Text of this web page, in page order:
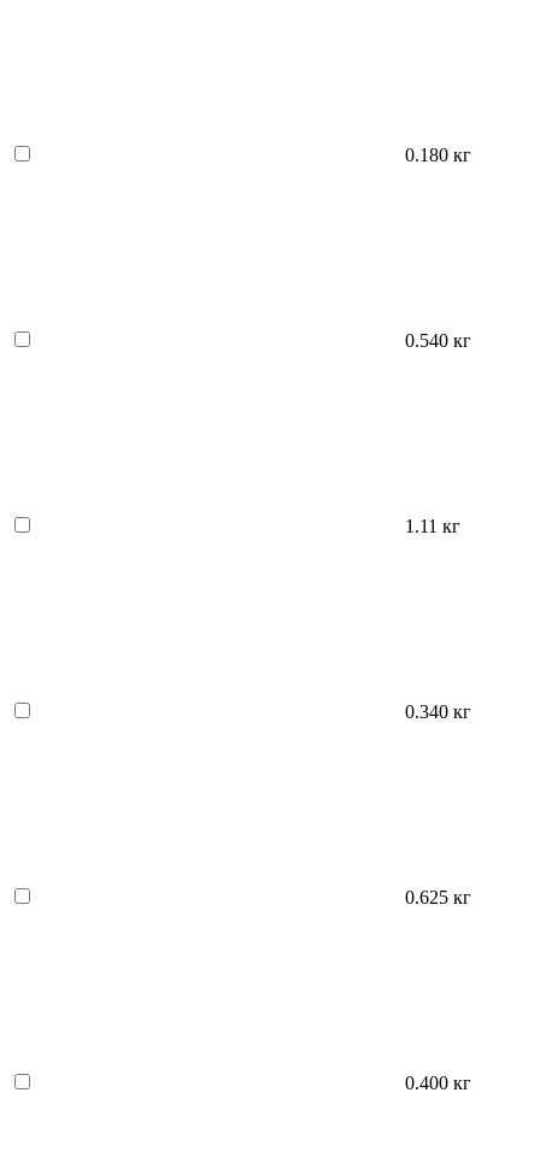
0.180 кг
0.540 кг
1.11 кг
0.340 кг
0.625 кг
0.400 кг